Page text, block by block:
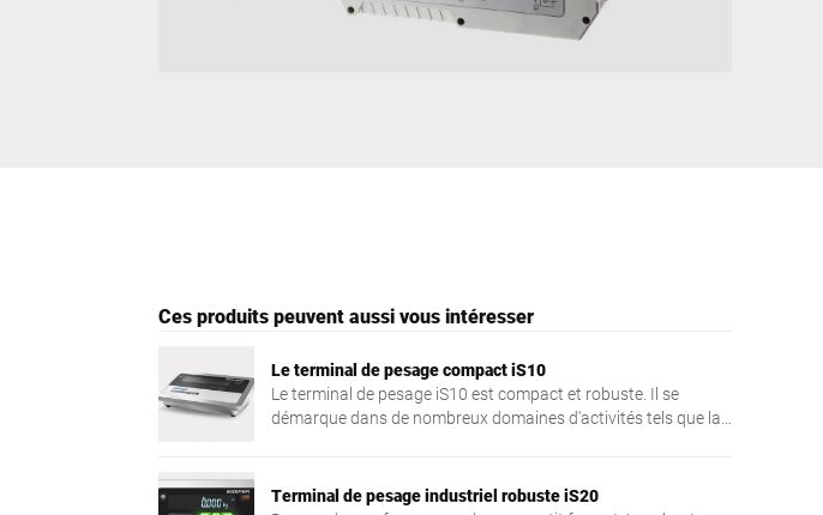
Turquie
Ces produits peuvent aussi vous intéresser
Le terminal de pesage compact iS10
Le terminal de pesage iS10 est compact et robuste. Il se
démarque dans de nombreux domaines d'activités tels que la
utiliser et fabriqué en acier inoxydable.
Terminal de pesage industriel robuste iS20